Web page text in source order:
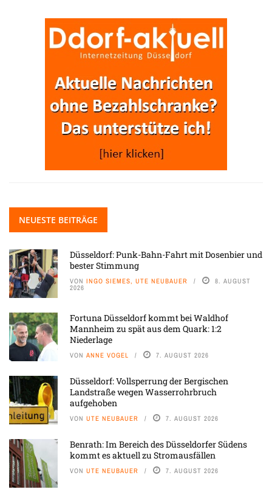
NEUESTE BEITRÄGE
Düsseldorf: Punk-Bahn-Fahrt mit Dosenbier und
bester Stimmung
VON INGO SIEMES, UTE NEUBAUER 8. AUGUST
2026
Fortuna Düsseldorf kommt bei Waldhof
Mannheim zu spät aus dem Quark: 1:2
Niederlage
VON ANNE VOGEL 7. AUGUST 2026
Düsseldorf: Vollsperrung der Bergischen
Landstraße wegen Wasserrohrbruch
aufgehoben
VON UTE NEUBAUER 7. AUGUST 2026
Benrath: Im Bereich des Düsseldorfer Südens
kommt es aktuell zu Stromausfällen
VON UTE NEUBAUER 7. AUGUST 2026